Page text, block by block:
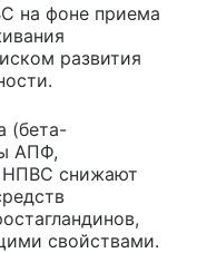
на фоне приема
развития
(бета-
АПФ,
НПВС снижают
свойствами.